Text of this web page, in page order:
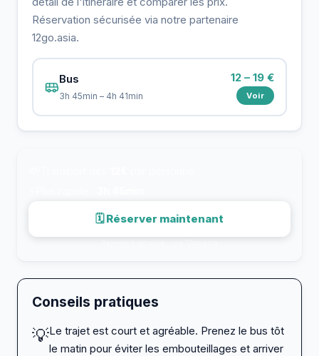
Réservation sécurisée via notre partenaire
12go.asia.
Bus
3h 45min – 4h 41min
12 – 19 €
Voir
🗓 Réserver maintenant
Conseils pratiques
💡Le trajet est court et agréable. Prenez le bus tôt
le matin pour éviter les embouteillages et arriver